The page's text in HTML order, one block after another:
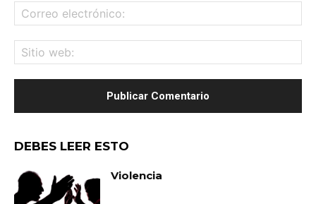
DEBES LEER ESTO
Violencia